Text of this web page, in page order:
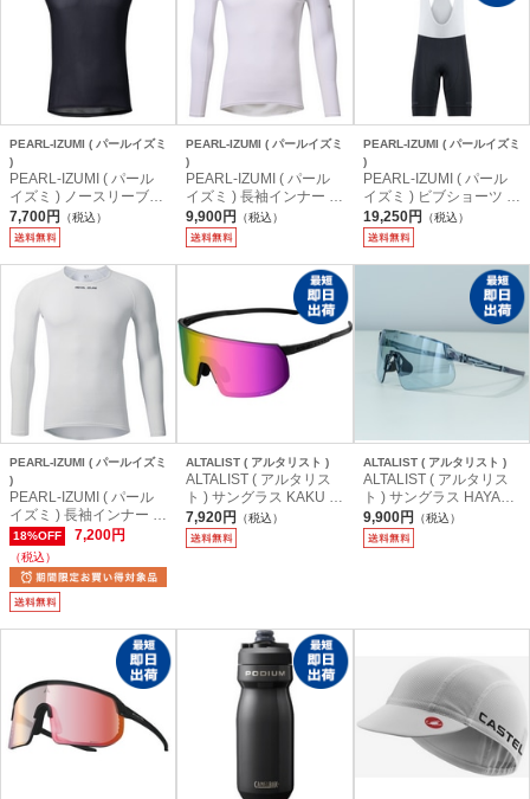
PEARL-IZUMI ( パールイズミ
)
PEARL-IZUMI ( パール
イズミ ) ノースリーブイ
ンナー 161 アイスポー
ラー メッシュ ノースリ
ーブ ブラック L
7,700円 （税込）
PEARL-IZUMI ( パールイズミ
)
PEARL-IZUMI ( パール
イズミ ) 長袖インナー 1
68 アイスポーラー ロン
グスリーブ ホワイト L
9,900円 （税込）
PEARL-IZUMI ( パールイズミ
)
PEARL-IZUMI ( パール
イズミ ) ビブショーツ T
260-3DR アイスポーラ
ー レーサービブパンツ
ブラック M
19,250円 （税込）
PEARL-IZUMI ( パールイズミ
)
PEARL-IZUMI ( パール
イズミ ) 長袖インナー 1
10 コールド シェイド ロ
ングスリーブ ホワイト 3
L
18%OFF 7,200円
（税込）
ALTALIST ( アルタリスト )
ALTALIST ( アルタリス
ト ) サングラス KAKU AI
R ( カク エアー ) マット
ブラック ( ピンクミラー
偏光 )
7,920円 （税込）
ALTALIST ( アルタリスト )
ALTALIST ( アルタリス
ト ) サングラス HAYATE
R2 ( ハヤテ アールツー )
クリスタルスモーク ( シ
ルバーミラー/VIV20調光
9,900円 （税込）